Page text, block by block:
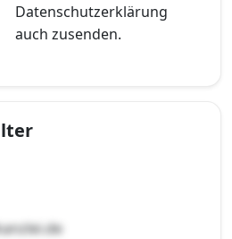
Datenschutzerklärung
auch zusenden.